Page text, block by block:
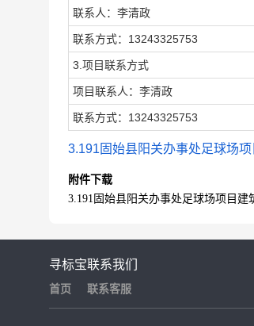
联系人：李清政
联系方式：13243325753
3.项目联系方式
项目联系人：李清政
联系方式：13243325753
3.191固始县阳关办事处足球场
附件下载
3.191固始县阳关办事处足球场项目
寻标宝
首页
联系我们
联系客服